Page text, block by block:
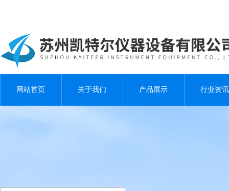
网站首页 关于我们 产品展示 行业资讯